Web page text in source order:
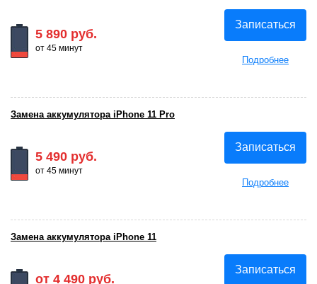
5 890 руб.
от 45 минут
Записаться
Подробнее
5 490 руб.
от 45 минут
Записаться
Подробнее
Замена аккумулятора iPhone 11 Pro
от 4 490 руб.
Записаться
Замена аккумулятора iPhone 11